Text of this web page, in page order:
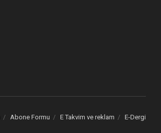
Abone Formu E Takvim ve reklam E-Dergi